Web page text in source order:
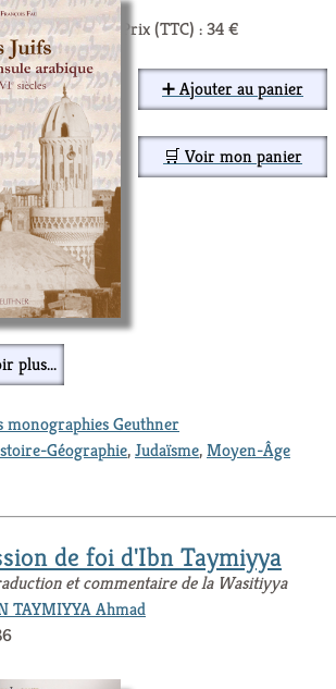
Prix (TTC) : 34 €
➕ Ajouter au panier
🛒 Voir mon panier
plus...
monographies Geuthner
Géographie,Judaïsme,Moyen-Âge
de foi d'Ibn Taymiyya
et commentaire de la Wasitiyya
TAYMIYYA Ahmad